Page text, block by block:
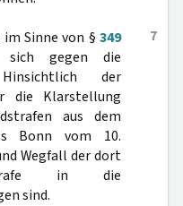
7
Sinne von § 349
gegen die
der
die Klarstellung
aus dem
Bonn vom 10.
Wegfall der dort
in die
sind.